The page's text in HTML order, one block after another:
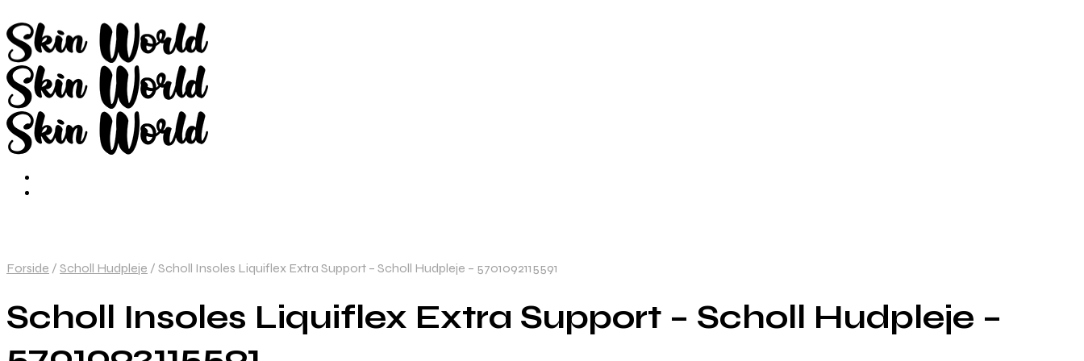
Forside / Scholl Hudpleje / Scholl Insoles Liquiflex Extra Support – Scholl Hudpleje – 5701092115591
Scholl Insoles Liquiflex Extra Support – Scholl Hudpleje –